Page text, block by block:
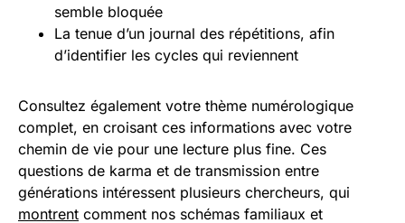
semble bloquée
La tenue d’un journal des répétitions, afin
d’identifier les cycles qui reviennent
Consultez également votre thème numérologique
complet, en croisant ces informations avec votre
chemin de vie pour une lecture plus fine. Ces
questions de karma et de transmission entre
générations intéressent plusieurs chercheurs, qui
montrent comment nos schémas familiaux et